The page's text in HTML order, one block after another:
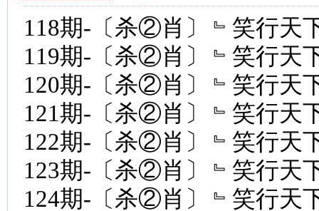
118期-〔杀②肖〕﹄笑行天
119期-〔杀②肖〕﹄笑行天
120期-〔杀②肖〕﹄笑行天
121期-〔杀②肖〕﹄笑行天
122期-〔杀②肖〕﹄笑行天
123期-〔杀②肖〕﹄笑行天
124期-〔杀②肖〕﹄笑行天